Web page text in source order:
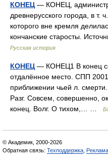
КОНЕЦ — КОНЕЦ,
древнерусского города, в т.
которого вне кремля
кончанские старосты.
Русская история
КОНЕЦ — КОНЕЦ1 В конец
отдалённое место. СПП
приближении чьей л.
Разг. Совсем, совершенно,
конец. Волг. О тихом,… …
© Академик, 2000-2026
Обратная связь: Техподдержка